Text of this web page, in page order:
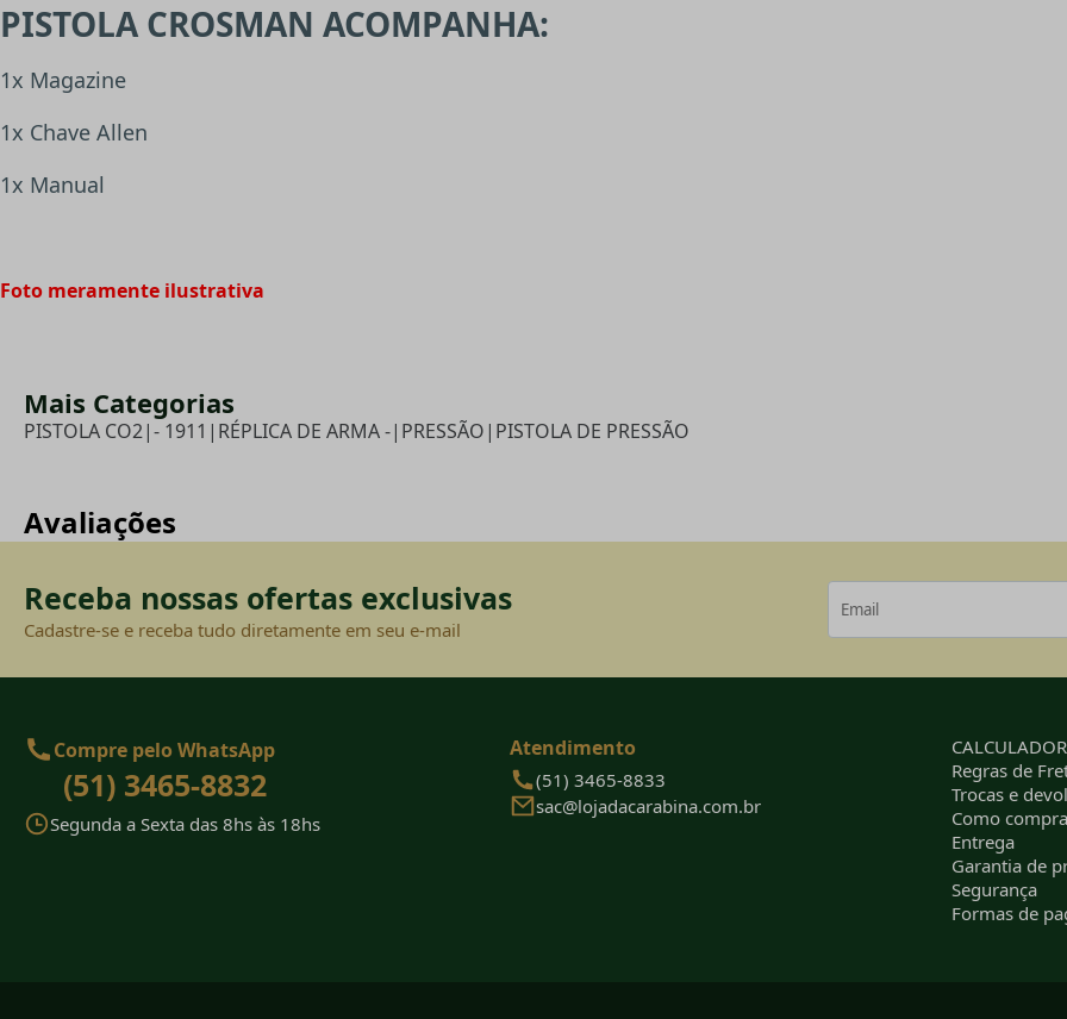
PISTOLA CROSMAN ACOMPANHA:
1x Magazine
1x Chave Allen
1x Manual
Foto meramente ilustrativa
Mais Categorias
PISTOLA CO2|- 1911 | RÉPLICA DE ARMA -| PRESSÃO| PISTOLA DE PRESSÃO
Avaliações
Receba nossas ofertas exclusivas
Cadastre-se e receba tudo diretamente em seu e-mail
Compre pelo WhatsApp
(51) 3465-8832
Segunda a Sexta das 8hs às 18hs
Atendimento
(51) 3465-8833
sac@lojadacarabina.com.br
Regras de
Trocas e
Como
Entrega
Garantia de
Segurança
Formas de